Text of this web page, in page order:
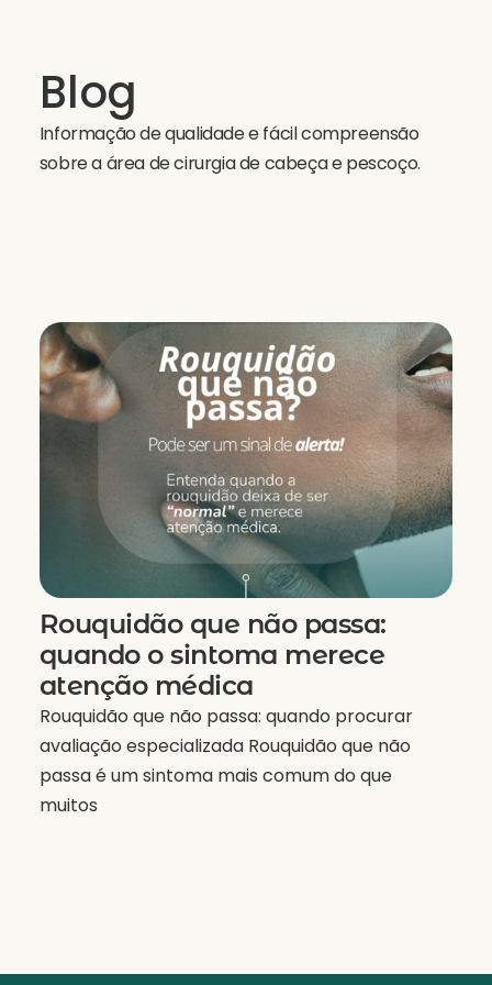
Blog
Informação de qualidade e fácil compreensão
sobre a área de cirurgia de cabeça e pescoço.
Rouquidão que não passa:
quando o sintoma merece
atenção médica
Rouquidão que não passa: quando procurar
avaliação especializada Rouquidão que não
passa é um sintoma mais comum do que
muitos